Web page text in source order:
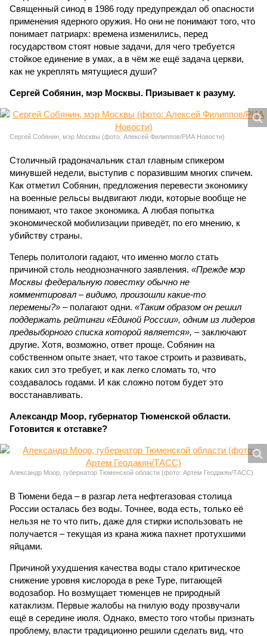
Священный синод в 1986 году предупреждал об опасности
применения ядерного оружия. Но они не понимают того, что
понимает патриарх: времена изменились, перед
государством стоят новые задачи, для чего требуется
стойкое единение в умах, а в чём же ещё задача церкви,
как не укреплять мятущиеся души?
Сергей Собянин, мэр Москвы. Призывает к разуму.
Сергей Собянин, мэр Москвы (фото: Алексей Филиппов/РИА Новости)
Столичный градоначальник стал главным спикером
минувшей недели, выступив с поразившим многих спичем.
Как отметил Собянин, предложения перевести экономику
на военные рельсы выдвигают люди, которые вообще не
понимают, что такое экономика. А любая попытка
экономической мобилизации приведёт, по его мнению, к
убийству страны.
Теперь политологи гадают, что именно могло стать
причиной столь неоднозначного заявления. «Прежде мэр
Москвы федеральную повестку обычно не
комментировал – видимо, произошли какие-то
перемены?» – полагают одни. «Таким образом он решил
поддержать рейтинги «Единой России», одним из лидеров
предвыборного списка которой является», – заключают
другие. Хотя, возможно, ответ проще. Собянин на
собственном опыте знает, что такое строить и развивать,
каких сил это требует, и как легко сломать то, что
создавалось годами. И как сложно потом будет это
восстанавливать.
Александр Моор, губернатор Тюменской области.
Готовится к отставке?
Александр Моор, губернатор Тюменской области (фото: Артем Геодакян/ТАСС)
В Тюмени беда – в разгар лета нефтегазовая столица
России осталась без воды. Точнее, вода есть, только её
нельзя не то что пить, даже для стирки использовать не
получается – текущая из крана жижа пахнет протухшими
яйцами.
Причиной ухудшения качества воды стало критическое
снижение уровня кислорода в реке Туре, питающей
водозабор. Но возмущает тюменцев не природный
катаклизм. Первые жалобы на гнилую воду прозвучали
ещё в середине июля. Однако, вместо того чтобы признать
проблему, власти традиционно решили сделать вид, что